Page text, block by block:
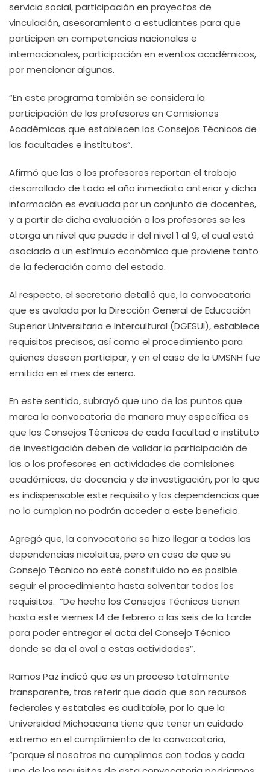
servicio social, participación en proyectos de
vinculación, asesoramiento a estudiantes para que
participen en competencias nacionales e
internacionales, participación en eventos académicos,
por mencionar algunas.
“En este programa también se considera la
participación de los profesores en Comisiones
Académicas que establecen los Consejos Técnicos de
las facultades e institutos”.
Afirmó que las o los profesores reportan el trabajo
desarrollado de todo el año inmediato anterior y dicha
información es evaluada por un conjunto de docentes,
y a partir de dicha evaluación a los profesores se les
otorga un nivel que puede ir del nivel 1 al 9, el cual está
asociado a un estímulo económico que proviene tanto
de la federación como del estado.
Al respecto, el secretario detalló que, la convocatoria
que es avalada por la Dirección General de Educación
Superior Universitaria e Intercultural (DGESUI), establece
requisitos precisos, así como el procedimiento para
quienes deseen participar, y en el caso de la UMSNH fue
emitida en el mes de enero.
En este sentido, subrayó que uno de los puntos que
marca la convocatoria de manera muy específica es
que los Consejos Técnicos de cada facultad o instituto
de investigación deben de validar la participación de
las o los profesores en actividades de comisiones
académicas, de docencia y de investigación, por lo que
es indispensable este requisito y las dependencias que
no lo cumplan no podrán acceder a este beneficio.
Agregó que, la convocatoria se hizo llegar a todas las
dependencias nicolaitas, pero en caso de que su
Consejo Técnico no esté constituido no es posible
seguir el procedimiento hasta solventar todos los
requisitos. “De hecho los Consejos Técnicos tienen
hasta este viernes 14 de febrero a las seis de la tarde
para poder entregar el acta del Consejo Técnico
donde se da el aval a estas actividades”.
Ramos Paz indicó que es un proceso totalmente
transparente, tras referir que dado que son recursos
federales y estatales es auditable, por lo que la
Universidad Michoacana tiene que tener un cuidado
extremo en el cumplimiento de la convocatoria,
“porque si nosotros no cumplimos con todos y cada